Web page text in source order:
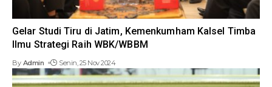
Gelar Studi Tiru di Jatim, Kemenkumham Kalsel Timba
Ilmu Strategi Raih WBK/WBBM
By Admin Senin, 25 Nov 2024